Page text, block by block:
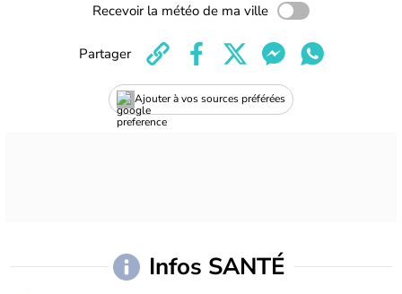
Recevoir la météo de ma ville
Ajouter à vos sources préférées
Partager
Infos SANTÉ